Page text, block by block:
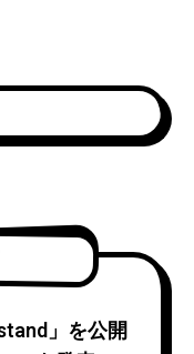
」を公開